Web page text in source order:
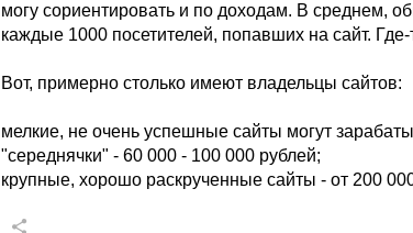
могу сориентировать и по доходам. В среднем,
каждые 1000 посетителей, попавших на сайт.
Вот, примерно столько имеют владельцы сайтов:
мелкие, не очень успешные сайты могут
"середнячки" - 60 000 - 100 000 рублей;
крупные, хорошо раскрученные сайты - от 200